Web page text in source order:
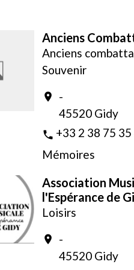
Anciens
Anciens
Souvenir
location_on
-
45520 Gidy
phone +33 2 38 75
Mémoires
Association
l'Espérance de
Loisirs
location_on
-
45520 Gidy